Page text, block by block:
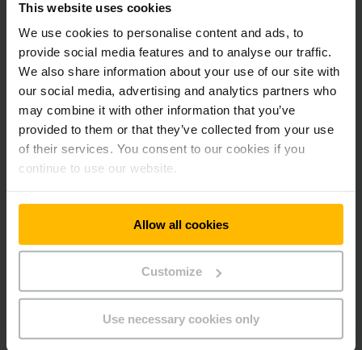
This website uses cookies
We use cookies to personalise content and ads, to
provide social media features and to analyse our traffic.
We also share information about your use of our site with
our social media, advertising and analytics partners who
may combine it with other information that you’ve
provided to them or that they’ve collected from your use
of their services. You consent to our cookies if you
continue to use our website.
Allow all cookies
Customize
Use necessary cookies only
Οι προληπτικές μας υπηρεσίες συμβάλλουν στην πρόβλεψη
και την αποφυγή των κινδύνων που προκαλούνται από τον
κατεστραμμένο εξοπλισμό αποθήκης. Έτσι οι διαδικασίες και
οι επενδύσεις σας παραμένουν ασφαλείς.
Έξυπνη και λεπτομερής επιθεώρηση.